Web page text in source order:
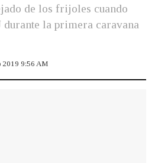
de los frijoles cuando
durante la primera caravana
2019 9:56 AM